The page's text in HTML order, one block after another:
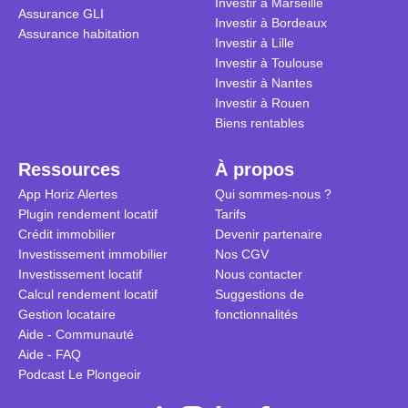
Assurance GLI
Assurance habitation
Investir à Bordeaux
Investir à Lille
Investir à Toulouse
Investir à Nantes
Investir à Rouen
Biens rentables
Ressources
App Horiz Alertes
Plugin rendement locatif
Crédit immobilier
Investissement immobilier
Investissement locatif
Calcul rendement locatif
Gestion locataire
Aide - Communauté
Aide - FAQ
Podcast Le Plongeoir
À propos
Qui sommes-nous ?
Tarifs
Devenir partenaire
Nos CGV
Nous contacter
Suggestions de
fonctionnalités